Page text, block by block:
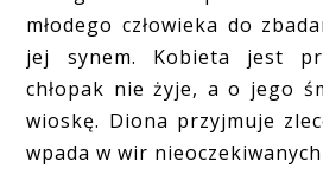
młodego człowieka do
jej synem. Kobieta jest
chłopak nie żyje, a o jego
wioskę. Diona przyjmuje
wpada w wir